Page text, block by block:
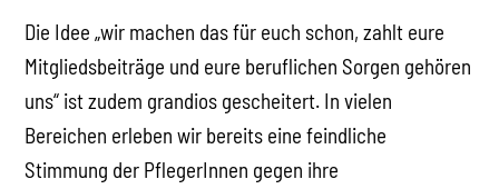
Die Idee „wir machen das für euch schon, zahlt eure
Mitgliedsbeiträge und eure beruflichen Sorgen gehören
uns“ ist zudem grandios gescheitert. In vielen
Bereichen erleben wir bereits eine feindliche
Stimmung der PflegerInnen gegen ihre